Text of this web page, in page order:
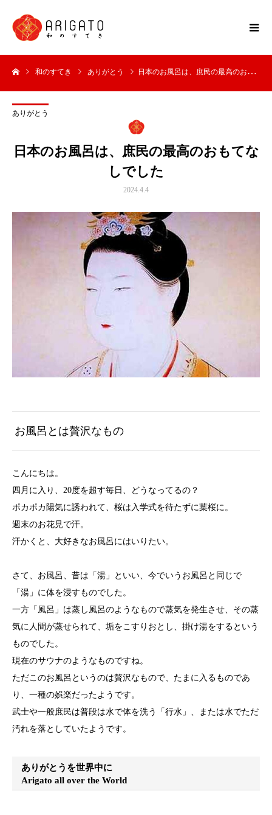
和のすてき ありがとう 日本のお風呂は、庶民の最高のおもてなしでした
ありがとう
日本のお風呂は、庶民の最高のおもてな
しでした
2024.4.4
お風呂とは贅沢なもの
こんにちは。
四月に入り、20度を超す毎日、どうなってるの？
ポカポカ陽気に誘われて、桜は入学式を待たずに葉桜に。
週末のお花見で汗。
汗かくと、大好きなお風呂にはいりたい。
さて、お風呂、昔は「湯」といい、今でいうお風呂と同じで
「湯」に体を浸すものでした。
一方「風呂」は蒸し風呂のようなもので蒸気を発生させ、その蒸
気に人間が蒸せられて、垢をこすりおとし、掛け湯をするという
ものでした。
現在のサウナのようなものですね。
ただこのお風呂というのは贅沢なもので、たまに入るものであ
り、一種の娯楽だったようです。
武士や一般庶民は普段は水で体を洗う「行水」、または水でただ
汚れを落としていたようです。
ありがとうを世界中に
Arigato all over the World